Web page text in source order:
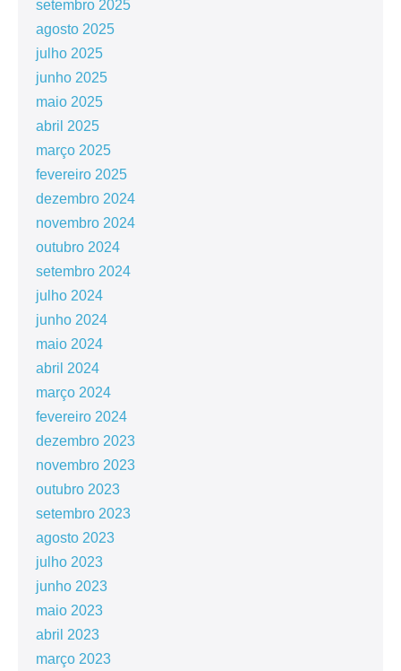
setembro 2025
agosto 2025
julho 2025
junho 2025
maio 2025
abril 2025
março 2025
fevereiro 2025
dezembro 2024
novembro 2024
outubro 2024
setembro 2024
julho 2024
junho 2024
maio 2024
abril 2024
março 2024
fevereiro 2024
dezembro 2023
novembro 2023
outubro 2023
setembro 2023
agosto 2023
julho 2023
junho 2023
maio 2023
abril 2023
março 2023